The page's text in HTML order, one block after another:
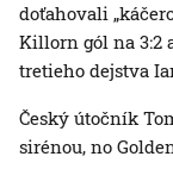
doťahovali
Killorn gól na 3:2
tretieho dejstva
Český útočník
sirénou, no